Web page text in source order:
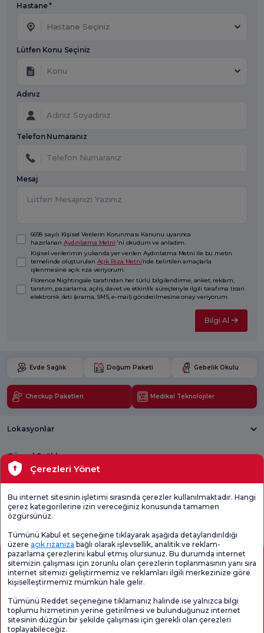
Hastane *
Hastane Seçiniz
Lütfen Konu Seçiniz
Konu
Adınız
Telefon Numaranız
Mesaj
6698 sayılı Kişisel Verilerin Korunması Kanunu uyarınca
hazırlanan Aydınlatma Metni 'ni okudum ve anladım.
Kişisel verilerimin yukarıda yer verilen Aydınlatma Metni ile bu metin
temelinde oluşturulan Açık Rıza Metni’nde belirtilen amaçlarla
işlenmesine açık rıza veriyorum.
Florence Nightingale tarafından her türlü bilgilendirme, anket, reklam,
tanıtım, pazarlama, açılış, davet ve etkinlik süreçleriyle ilgili tarafıma ticari
elektronik ileti (arama, SMS, e-mail) gönderilmesine onay veriyorum.
Bilgi Al
Evde Sağlık Doğum Paketi Gebelik Okulu
Checkup Paketleri Medikal Teknolojiler
Lokasyonlar
Güncel Sağlık
Tıbbi Birimler
Genel
Memnuniyet
Çerezleri Yönet
Bu internet sitesinin işletimi sırasında çerezler kullanılmaktadır. Hangi
çerez kategorilerine izin vereceğiniz konusunda tamamen
özgürsünüz.
Tümünü Kabul et seçeneğine tıklayarak aşağıda detaylandırıldığı
üzere açık rızanıza bağlı olarak işlevsellik, analitik ve reklam-
pazarlama çerezlerini kabul etmiş olursunuz. Bu durumda internet
sitemizin çalışması için zorunlu olan çerezlerin toplanmasının yanı sıra
internet sitemizi geliştirmemiz ve reklamları ilgili merkezinize göre
kişiselleştirmemiz mümkün hale gelir.
Tümünü Reddet seçeneğine tıklamanız halinde ise yalnızca bilgi
toplumu hizmetinin yerine getirilmesi ve bulunduğunuz internet
sitesinin düzgün bir şekilde çalışması için gerekli olan çerezleri
toplayabileceğiz.